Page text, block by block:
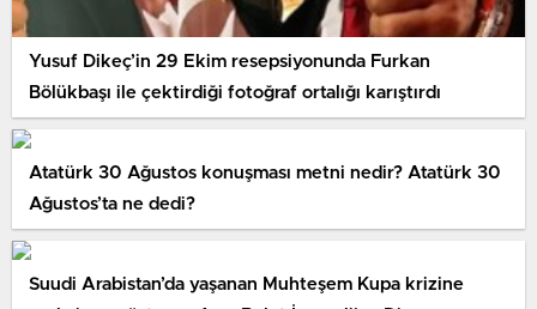
Yusuf Dikeç’in 29 Ekim resepsiyonunda Furkan
Bölükbaşı ile çektirdiği fotoğraf ortalığı karıştırdı
Atatürk 30 Ağustos konuşması metni nedir? Atatürk 30
Ağustos’ta ne dedi?
Suudi Arabistan’da yaşanan Muhteşem Kupa krizine